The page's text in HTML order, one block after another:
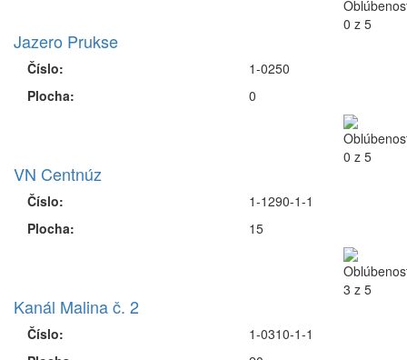
Jazero Prukse
Číslo:
Plocha:
1-0250
0
VN Centnúz
Číslo:
Plocha:
1-1290-1-1
15
Kanál Malina č. 2
Číslo:
1-0310-1-1